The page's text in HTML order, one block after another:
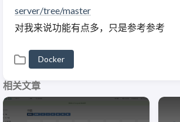
server/tree/master
对我来说功能有点多，只是参考参考
Docker
相关文章